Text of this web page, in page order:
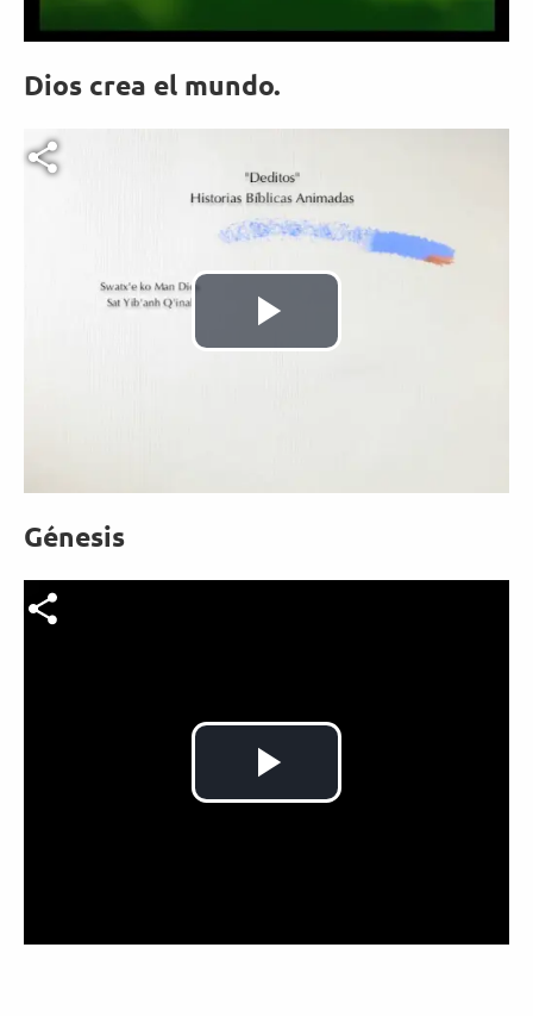
Archivo de vídeo
Reproducir
Dios crea el mundo.
Archivo de vídeo
Reproducir
Génesis